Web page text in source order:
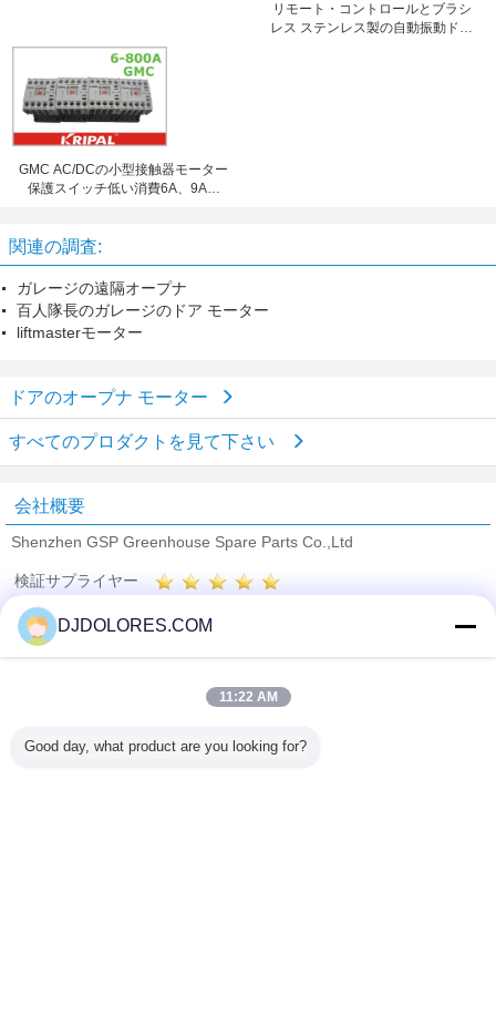
リモート・コントロールとブラシ
レス ステンレス製の自動振動ドア
GMC AC/DCの小型接触器モーター
保護スイッチ低い消費6A、9A、
関連の調査:
ガレージの遠隔オープナ
百人隊長のガレージのドア モーター
liftmasterモーター
ドアのオープナ モーター
すべてのプロダクトを見て下さい
会社概要
Shenzhen GSP Greenhouse Spare Parts Co.,Ltd
検証サプライヤー
Trust Seal
すべての製品
DJDOLORES.COM
11:22 AM
Good day, what product are you looking for?